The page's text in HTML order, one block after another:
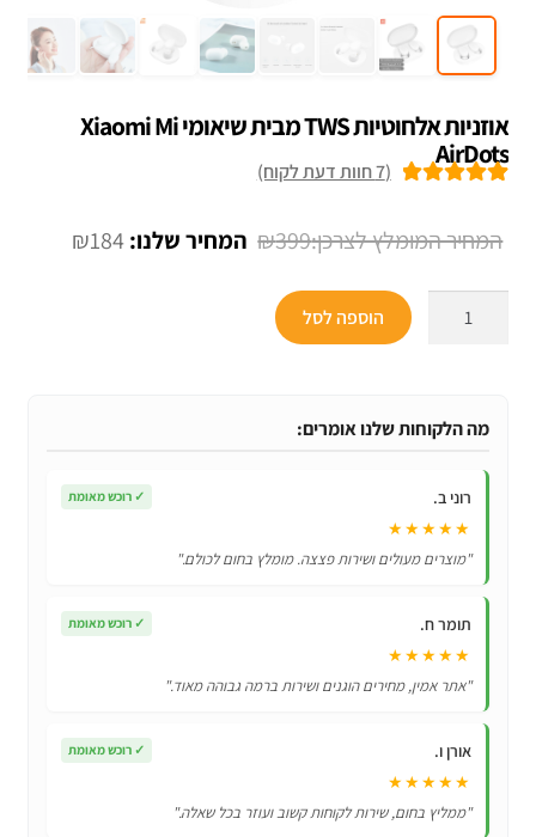
אוזניות אלחוטיות TWS מבית שיאומי Xiaomi Mi
AirDots
לקוחות
(
7חוות דעת לקוח)
₪399
המחיר
₪184 המחיר
TWS
שיאומי
AirDots
הוספה לסל
מה הלקוחות שלנו אומרים:
רוני ב. ✓ רוכש מאומת
★★★★★
"מוצרים מעולים ושירות פצצה. מומלץ בחום לכולם."
תומר ח. ✓ רוכש מאומת
★★★★★
"אתר אמין, מחירים הוגנים ושירות ברמה גבוהה מאוד."
אורן ו. ✓ רוכש מאומת
★★★★★
"ממליץ בחום, שירות לקוחות קשוב ועוזר בכל שאלה."